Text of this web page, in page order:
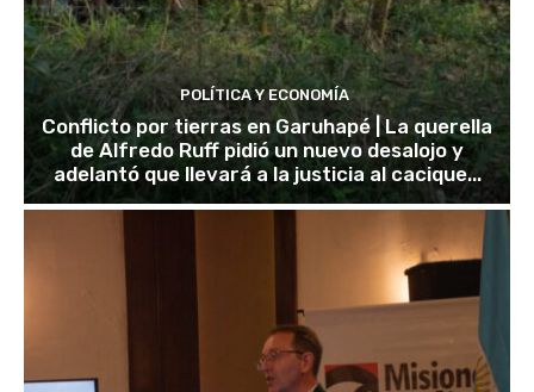
POLÍTICA Y ECONOMÍA
Conflicto por tierras en Garuhapé | La querella
de Alfredo Ruff pidió un nuevo desalojo y
adelantó que llevará a la justicia al cacique...